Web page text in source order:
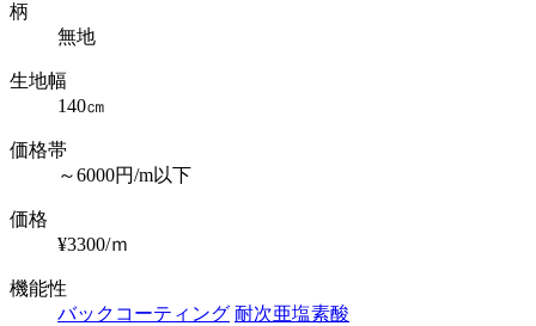
柄
無地
生地幅
140㎝
価格帯
～6000円/m以下
価格
¥3300/ｍ
機能性
バックコーティング 耐次亜塩素酸